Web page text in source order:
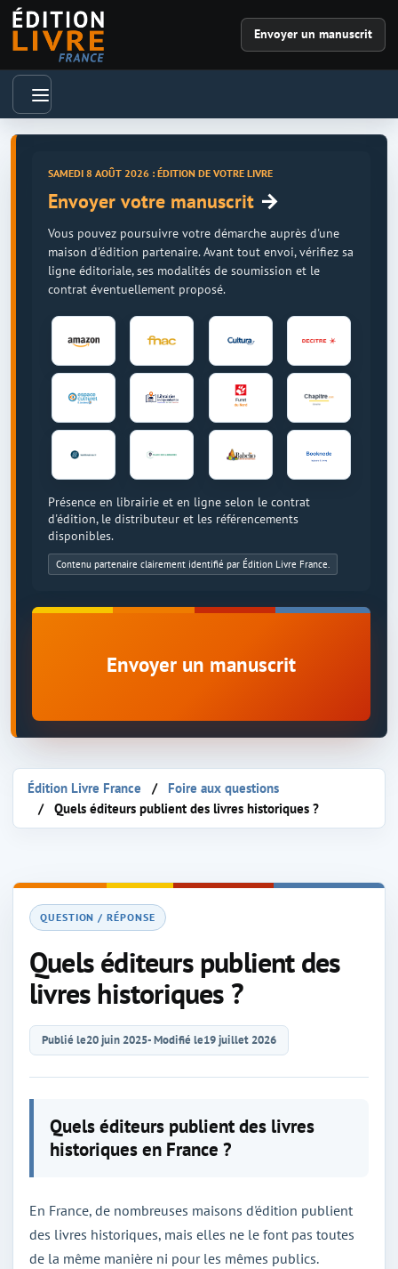
Envoyer un manuscrit
SAMEDI 8 AOÛT 2026 : ÉDITION DE VOTRE LIVRE
Envoyer votre manuscrit →
Vous pouvez poursuivre votre démarche auprès d'une
maison d'édition partenaire. Avant tout envoi, vérifiez sa
ligne éditoriale, ses modalités de soumission et le
contrat éventuellement proposé.
Présence en librairie et en ligne selon le contrat
d'édition, le distributeur et les référencements
disponibles.
Contenu partenaire clairement identifié par Édition Livre France.
Envoyer un manuscrit
Édition Livre France
Foire aux questions
Quels éditeurs publient des livres historiques ?
QUESTION / RÉPONSE
Quels éditeurs publient des
livres historiques ?
Publié le20 juin 2025- Modifié le19 juillet 2026
Quels éditeurs publient des livres
historiques en France ?
En France, de nombreuses maisons d'édition publient
des livres historiques, mais elles ne le font pas toutes
de la même manière ni pour les mêmes publics.